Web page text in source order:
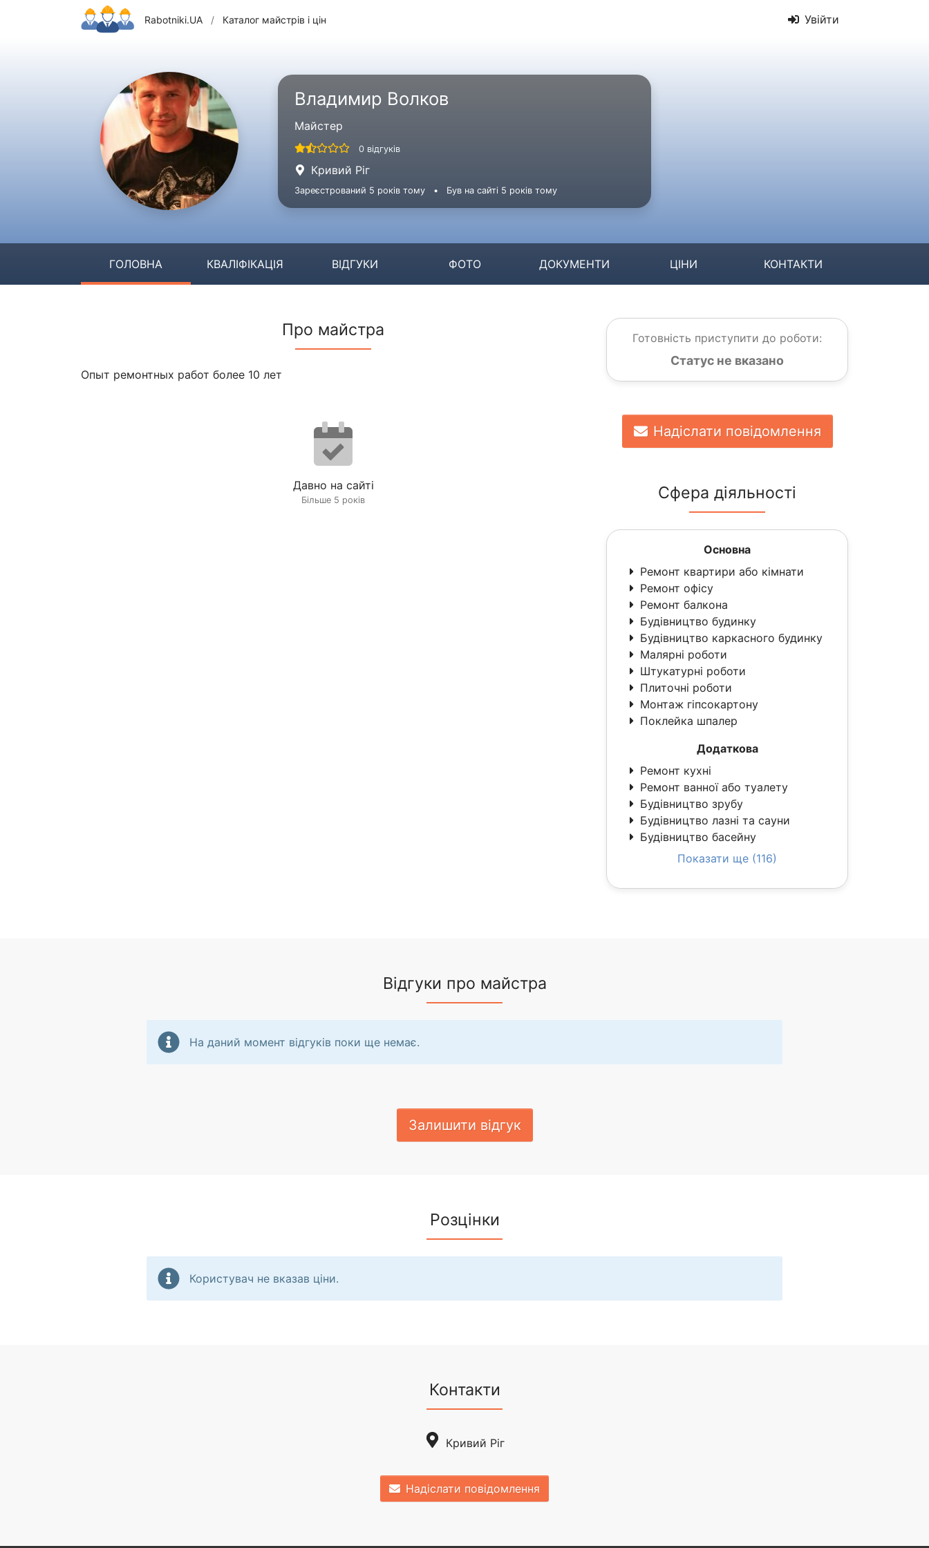
Rabotniki.UA / Каталог майстрів і цін Увійти
Владимир Волков
Майстер
0 відгуків
Кривий Ріг
Зареєстрований 5 років тому • Був на сайті 5 років тому
ГОЛОВНА КВАЛІФІКАЦІЯ ВІДГУКИ ФОТО ДОКУМЕНТИ ЦІНИ КОНТАКТИ
Про майстра
Опыт ремонтных работ более 10 лет
Давно на сайті
Більше 5 років
Готовність приступити до роботи:
Статус не вказано
Надіслати повідомлення
Сфера діяльності
Основна
Ремонт квартири або кімнати
Ремонт офісу
Ремонт балкона
Будівництво будинку
Будівництво каркасного будинку
Малярні роботи
Штукатурні роботи
Плиточні роботи
Монтаж гіпсокартону
Поклейка шпалер
Додаткова
Ремонт кухні
Ремонт ванної або туалету
Будівництво зрубу
Будівництво лазні та сауни
Будівництво басейну
Показати ще (116)
Відгуки про майстра
На даний момент відгуків поки ще немає.
Залишити відгук
Розцінки
Користувач не вказав ціни.
Контакти
Кривий Ріг
Надіслати повідомлення